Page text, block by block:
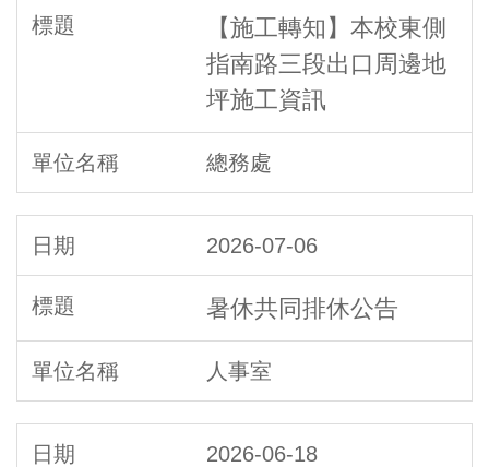
【施工轉知】本校東側
指南路三段出口周邊地
坪施工資訊
總務處
2026-07-06
暑休共同排休公告
人事室
2026-06-18